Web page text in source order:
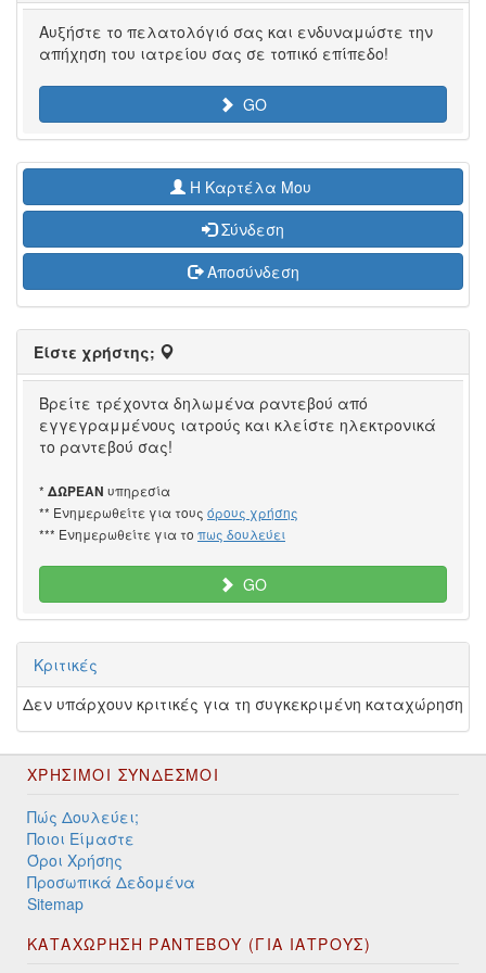
Αυξήστε το πελατολόγιό σας και ενδυναμώστε την
απήχηση του ιατρείου σας σε τοπικό επίπεδο!
GO
H Καρτέλα Μου
Σύνδεση
Αποσύνδεση
Είστε χρήστης;
Βρείτε τρέχοντα δηλωμένα ραντεβού από
εγγεγραμμένους ιατρούς και κλείστε ηλεκτρονικά
το ραντεβού σας!
* ΔΩΡΕΑΝ υπηρεσία
** Ενημερωθείτε για τους όρους χρήσης
*** Ενημερωθείτε για το πως δουλεύει
GO
Κριτικές
Δεν υπάρχουν κριτικές για τη συγκεκριμένη καταχώρηση
ΧΡΉΣΙΜΟΙ ΣΎΝΔΕΣΜΟΙ
Πώς Δουλεύει;
Ποιοι Είμαστε
Όροι Χρήσης
Προσωπικά Δεδομένα
Sitemap
ΚΑΤΑΧΩΡΗΣΗ ΡΑΝΤΕΒΟΥ (ΓΙΑ ΙΑΤΡΟΥΣ)